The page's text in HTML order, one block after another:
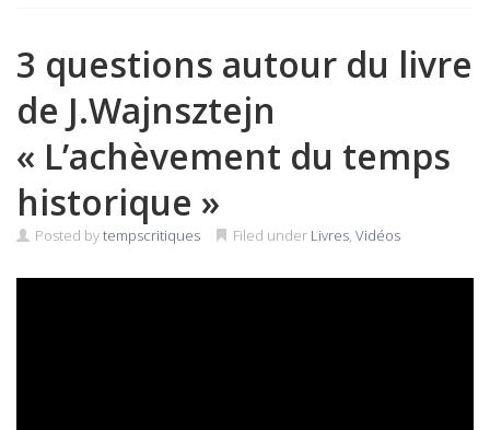
3 questions autour du livre
de J.Wajnsztejn
« L’achèvement du temps
historique »
Posted bytempscritiques Filed under Livres, Vidéos